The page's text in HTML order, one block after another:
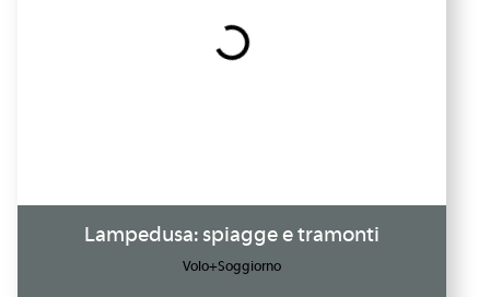
Lampedusa: spiagge e tramonti
Volo+Soggiorno